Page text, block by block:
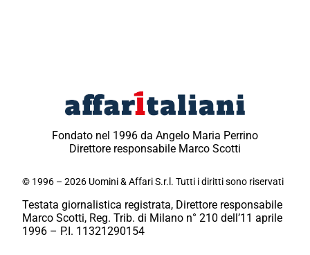
Fondato nel 1996 da Angelo Maria Perrino
Direttore responsabile Marco Scotti
© 1996 – 2026 Uomini & Affari S.r.l. Tutti i diritti sono riservati
Testata giornalistica registrata, Direttore responsabile
Marco Scotti, Reg. Trib. di Milano n° 210 dell’11 aprile
1996 – P.I. 11321290154